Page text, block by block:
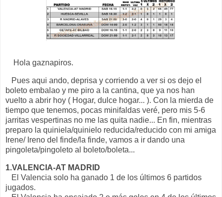
Hola gaznapiros.
Pues aqui ando, deprisa y corriendo a ver si os dejo el
boleto embalao y me piro a la cantina, que ya nos han
vuelto a abrir hoy ( Hogar, dulce hogar... ). Con la mierda de
tiempo que tenemos, pocas minifaldas veré, pero mis 5-6
jarritas vespertinas no me las quita nadie... En fin, mientras
preparo la quiniela/quinielo reducida/reducido con mi amiga
Irene/ Ireno del finde/la finde, vamos a ir dando una
pingoleta/pingoleto al boleto/boleta...
1.VALENCIA-AT MADRID
El Valencia solo ha ganado 1 de los últimos 6 partidos
jugados.